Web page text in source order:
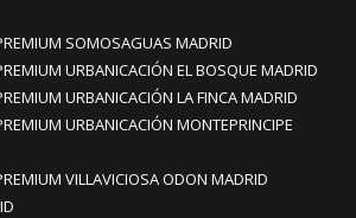
SOMOSAGUAS MADRID
URBANICACIÓN EL BOSQUE MADRID
URBANICACIÓN LA FINCA MADRID
URBANICACIÓN MONTEPRINCIPE
VILLAVICIOSA ODON MADRID